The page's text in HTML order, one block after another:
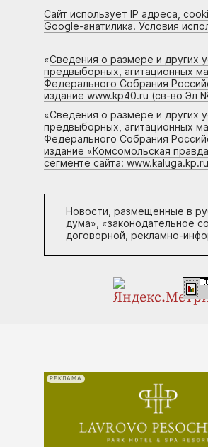
Сайт использует IP адреса,
Google-анатилика. Условия
«Сведения о размере и других
предвыборных, агитационных
Федерального Собрания
издание www.kp40.ru (св-во Эл
«Сведения о размере и других
предвыборных, агитационных
Федерального Собрания
издание «Комсомольская
сегменте сайта: www.kaluga.kp.ru
Новости, размещенные в
дума», «законодательное
договорной, рекламно-
РЕКЛАМА